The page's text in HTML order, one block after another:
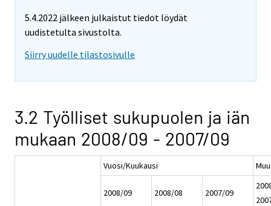
5.4.2022 jälkeen julkaistut tiedot löydät
uudistetulta sivustolta.
Siirry uudelle tilastosivulle
3.2 Työlliset sukupuolen ja iän
mukaan 2008/09 - 2007/09
Vuosi/Kuukausi
2008/09 2008/08 2007/09